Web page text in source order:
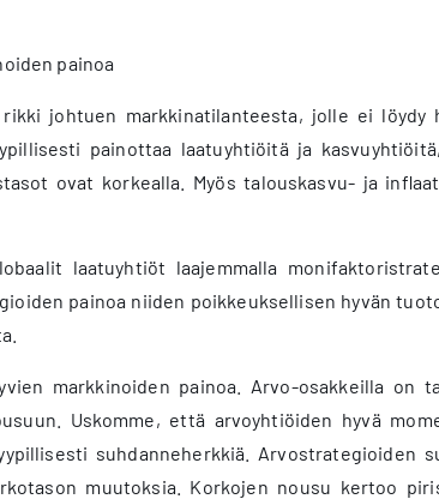
painoa
johtuen markkinatilanteesta, jolle ei löydy
painottaa laatuyhtiöitä ja
ovat korkealla. Myös talouskasvu- ja
laatuyhtiöt laajemmalla
painoa niiden poikkeuksellisen hyvän
markkinoiden painoa. Arvo-osakkeilla on
Uskomme, että arvoyhtiöiden hyvä
suhdanneherkkiä. Arvostrategioiden
muutoksia. Korkojen nousu kertoo